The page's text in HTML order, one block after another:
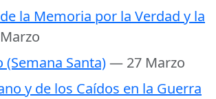
la Memoria por la Verdad y la
(Semana Santa)— 27 Marzo
y de los Caídos en la Guerra